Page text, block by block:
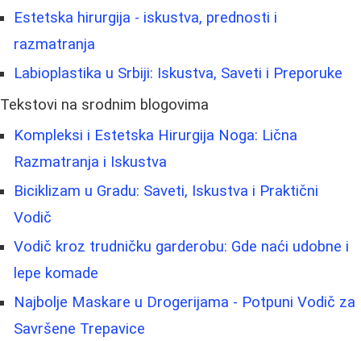
Estetska hirurgija - iskustva, prednosti i
razmatranja
Labioplastika u Srbiji: Iskustva, Saveti i Preporuke
Tekstovi na srodnim blogovima
Kompleksi i Estetska Hirurgija Noga: Lična
Razmatranja i Iskustva
Biciklizam u Gradu: Saveti, Iskustva i Praktični
Vodič
Vodič kroz trudničku garderobu: Gde naći udobne i
lepe komade
Najbolje Maskare u Drogerijama - Potpuni Vodič za
Savršene Trepavice